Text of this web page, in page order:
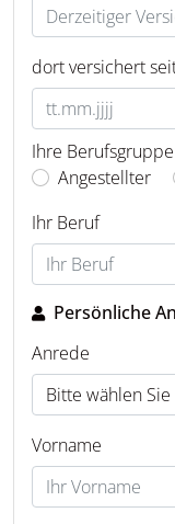
dort versichert
Ihre Berufsgruppe
Angestellter
Ihr Beruf
Persönliche
Anrede
Vorname